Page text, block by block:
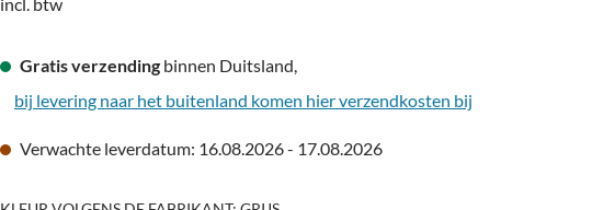
Gratis verzending binnen Duitsland,
bij levering naar het buitenland komen hier verzendkosten bij
Verwachte leverdatum: 16.08.2026 - 17.08.2026